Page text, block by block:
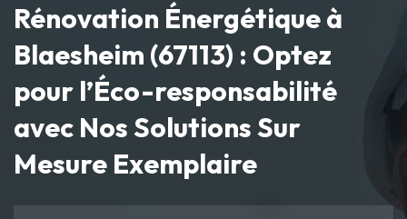
Rénovation Énergétique à
Blaesheim (67113) : Optez
pour l’Éco-responsabilité
avec Nos Solutions Sur
Mesure Exemplaire